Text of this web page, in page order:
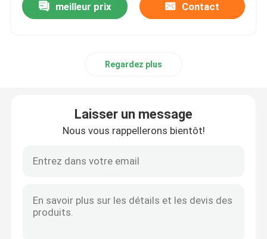
meilleur prix Contact
Regardez plus
Laisser un message
Nous vous rappellerons bientôt!